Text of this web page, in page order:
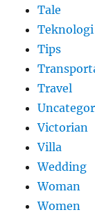
Tale
Teknologi
Tips
Travel
Victorian
Villa
Wedding
Woman
Women